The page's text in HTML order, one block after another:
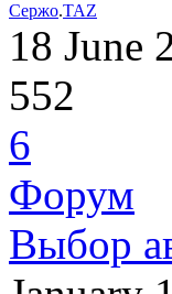
Сержо.TAZ
18 June
552
6
Форум
Выбор